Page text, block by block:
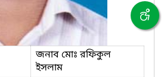
জনাব মোঃ রফিকুল
ইসলাম